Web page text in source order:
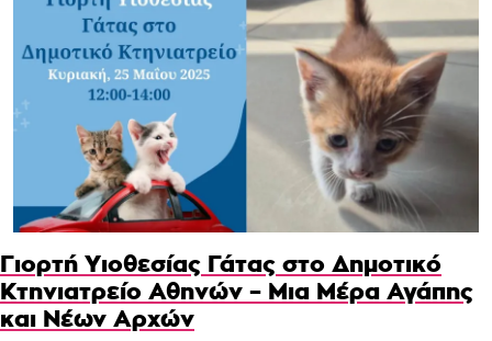
Γιορτή Υιοθεσίας Γάτας στο Δημοτικό
Κτηνιατρείο Αθηνών – Μια Μέρα Αγάπης
και Νέων Αρχών